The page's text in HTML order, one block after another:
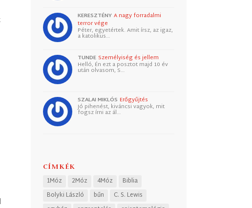
KERESZTÉNY A nagy forradalmi
terror vége
Péter, egyetértek. Amit írsz, az igaz,
a katolikus…
TUNDE Személyiség és jellem
Helló, Én ezt a posztot majd 10 év
után olvasom, S…
SZALAI MIKLÓS Erőgyűjtés
Jó pihenést, kiváncsi vagyok, mit
fogsz írni az ál…
CÍMKÉK
1Móz 2Móz 4Móz
Biblia
Bolyki László
bűn
C. S. Lewis